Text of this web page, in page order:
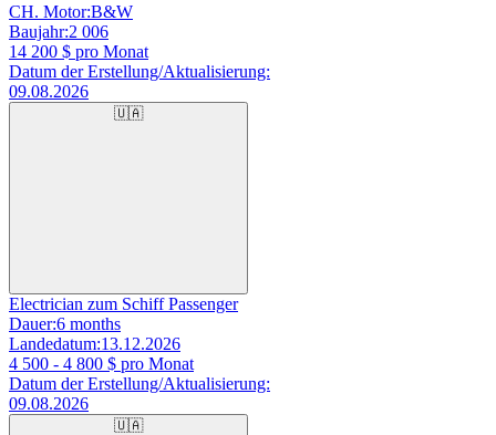
CH. Motor:B&W
Baujahr:2 006
14 200 $ pro Monat
Datum der Erstellung/Aktualisierung:
09.08.2026
🇺🇦
Electrician zum Schiff Passenger
Dauer:6 months
Landedatum:13.12.2026
4 500 - 4 800 $ pro Monat
Datum der Erstellung/Aktualisierung:
09.08.2026
🇺🇦